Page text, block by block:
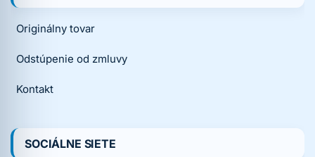
Originálny tovar
Odstúpenie od zmluvy
Kontakt
SOCIÁLNE SIETE